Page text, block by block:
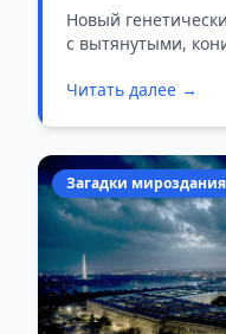
Новый
с вытянутыми,
Читать далее →
Загадки мироздания